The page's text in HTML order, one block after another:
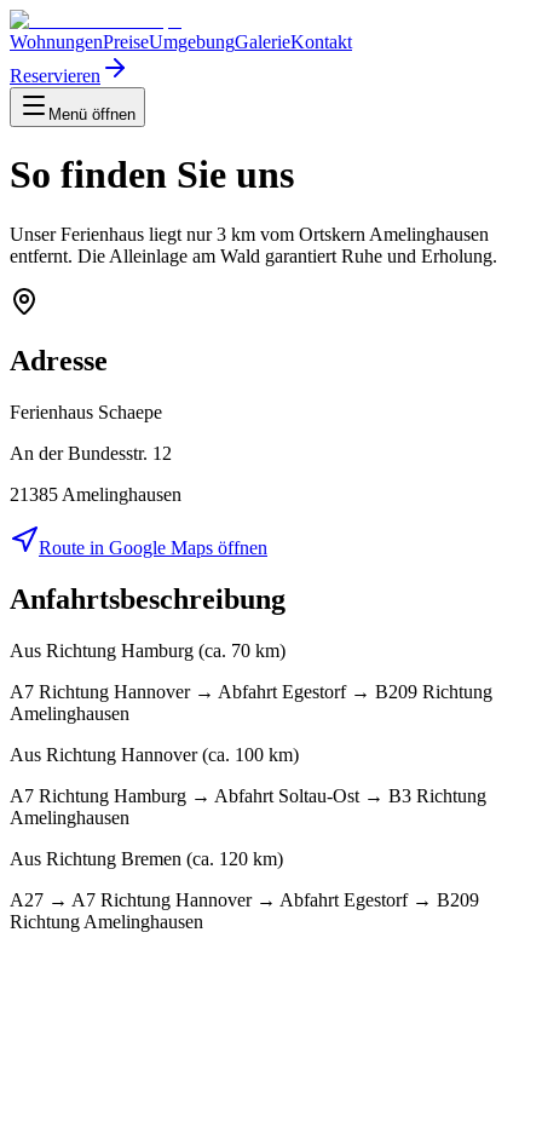
WohnungenPreiseUmgebungGalerieKontakt
Reservieren
Menü öffnen
So finden Sie uns
Unser Ferienhaus liegt nur 3 km vom Ortskern Amelinghausen
entfernt. Die Alleinlage am Wald garantiert Ruhe und Erholung.
Adresse
Ferienhaus Schaepe
An der Bundesstr. 12
21385 Amelinghausen
Route in Google Maps öffnen
Anfahrtsbeschreibung
Aus Richtung Hamburg (ca. 70 km)
A7 Richtung Hannover → Abfahrt Egestorf → B209 Richtung
Amelinghausen
Aus Richtung Hannover (ca. 100 km)
A7 Richtung Hamburg → Abfahrt Soltau-Ost → B3 Richtung
Amelinghausen
Aus Richtung Bremen (ca. 120 km)
A27 → A7 Richtung Hannover → Abfahrt Egestorf → B209
Richtung Amelinghausen